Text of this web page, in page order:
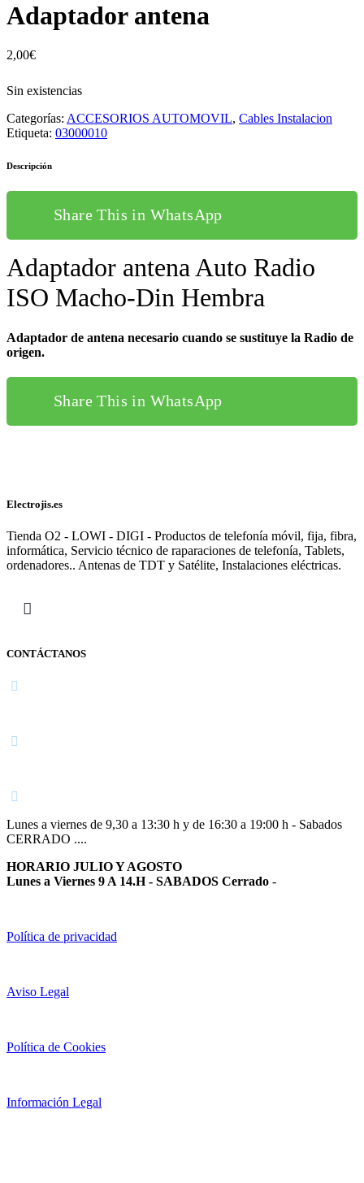
Adaptador antena
2,00€
Sin existencias
Categorías: ACCESORIOS AUTOMOVIL, Cables Instalacion
Etiqueta: 03000010
Descripción
Share This in WhatsApp
Adaptador antena Auto Radio
ISO Macho-Din Hembra
Adaptador de antena necesario cuando se sustituye la Radio de
origen.
Share This in WhatsApp
Electrojis.es
Tienda O2 - LOWI - DIGI - Productos de telefonía móvil, fija, fibra,
informática, Servicio técnico de raparaciones de telefonía, Tablets,
ordenadores.. Antenas de TDT y Satélite, Instalaciones eléctricas.
CONTÁCTANOS
Lunes a viernes de 9,30 a 13:30 h y de 16:30 a 19:00 h - Sabados
CERRADO ....
HORARIO JULIO Y AGOSTO
Lunes a Viernes 9 A 14.H - SABADOS Cerrado -
Política de privacidad
Aviso Legal
Política de Cookies
Información Legal